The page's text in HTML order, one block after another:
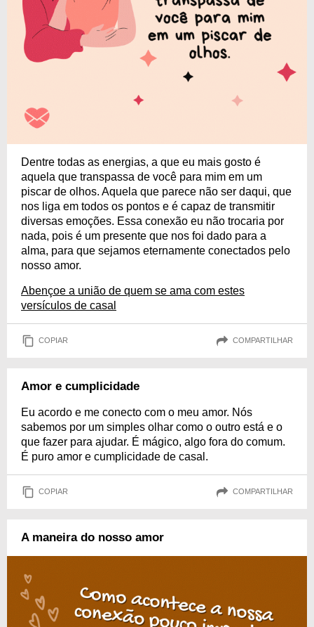
Dentre todas as energias, a que eu mais gosto é
aquela que transpassa de você para mim em um
piscar de olhos. Aquela que parece não ser daqui, que
nos liga em todos os pontos e é capaz de transmitir
diversas emoções. Essa conexão eu não trocaria por
nada, pois é um presente que nos foi dado para a
alma, para que sejamos eternamente conectados pelo
nosso amor.
Abençoe a união de quem se ama com estes
versículos de casal
COPIAR COMPARTILHAR
Amor e cumplicidade
Eu acordo e me conecto com o meu amor. Nós
sabemos por um simples olhar como o outro está e o
que fazer para ajudar. É mágico, algo fora do comum.
É puro amor e cumplicidade de casal.
COPIAR COMPARTILHAR
A maneira do nosso amor